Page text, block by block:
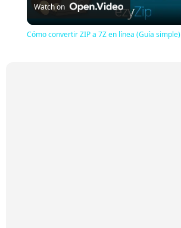
Video
Watch on
Cómo convertir ZIP a 7Z en línea (Guía simple)